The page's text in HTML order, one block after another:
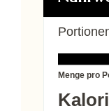
Menge pro